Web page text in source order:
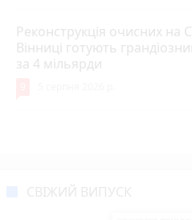
Реконструкція очисних на
Вінниці готують
за 4 мільярди